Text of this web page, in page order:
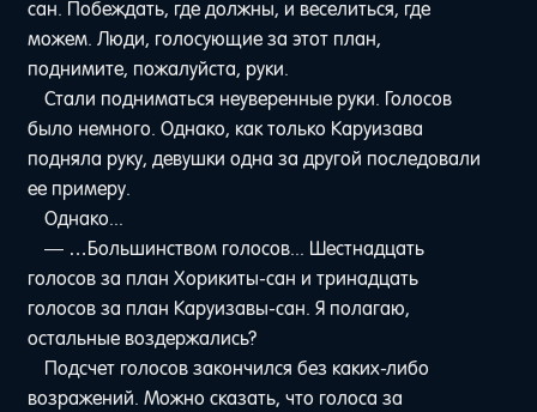
сан. Побеждать, где должны, и веселиться, где
можем. Люди, голосующие за этот план,
поднимите, пожалуйста, руки.
Стали подниматься неуверенные руки. Голосов
было немного. Однако, как только Каруизава
подняла руку, девушки одна за другой последовали
ее примеру.
Однако...
— …Большинством голосов... Шестнадцать
голосов за план Хорикиты-сан и тринадцать
голосов за план Каруизавы-сан. Я полагаю,
остальные воздержались?
Подсчет голосов закончился без каких-либо
возражений. Можно сказать, что голоса за